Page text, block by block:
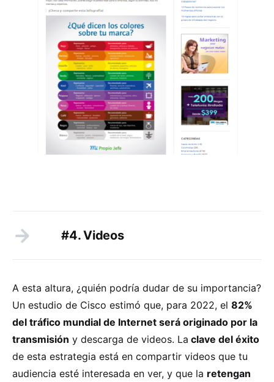
#4. Videos
A esta altura, ¿quién podría dudar de su importancia?
Un estudio de Cisco estimó que, para 2022, el 82%
del tráfico mundial de Internet será originado por la
transmisión y descarga de videos. La clave del éxito
de esta estrategia está en compartir videos que tu
audiencia esté interesada en ver, y que la retengan